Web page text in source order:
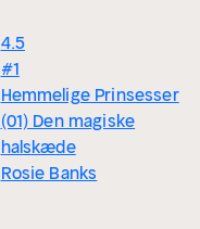
4.5
#1
Hemmelige Prinsesser
(01) Den magiske
halskæde
Rosie Banks